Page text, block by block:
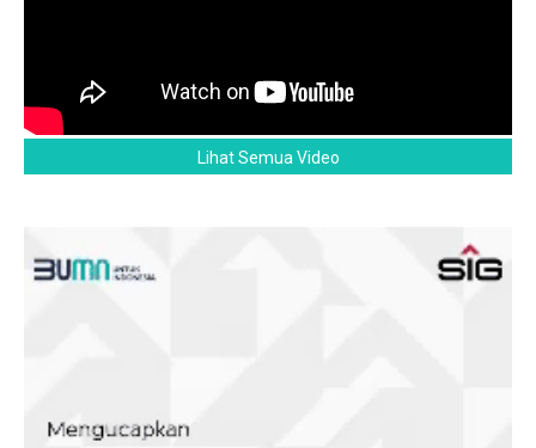
Lihat Semua Video